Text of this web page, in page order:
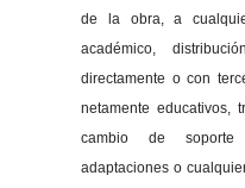
de la obra, a
académico,
directamente o con
netamente educativos,
cambio de soporte
adaptaciones o